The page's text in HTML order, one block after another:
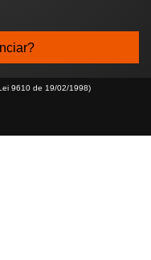
9610 de 19/02/1998)